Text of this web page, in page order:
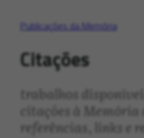
Publicações da Memória
Citações
trabalhos
citações à Memória
referências, links e